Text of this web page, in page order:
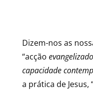
Dizem-nos as
“acção
capacidade
a prática de